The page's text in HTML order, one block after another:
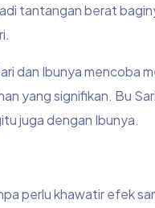
tantangan berat
dan Ibunya mencoba
yang signifikan. Bu
juga dengan Ibunya.
perlu khawatir efek